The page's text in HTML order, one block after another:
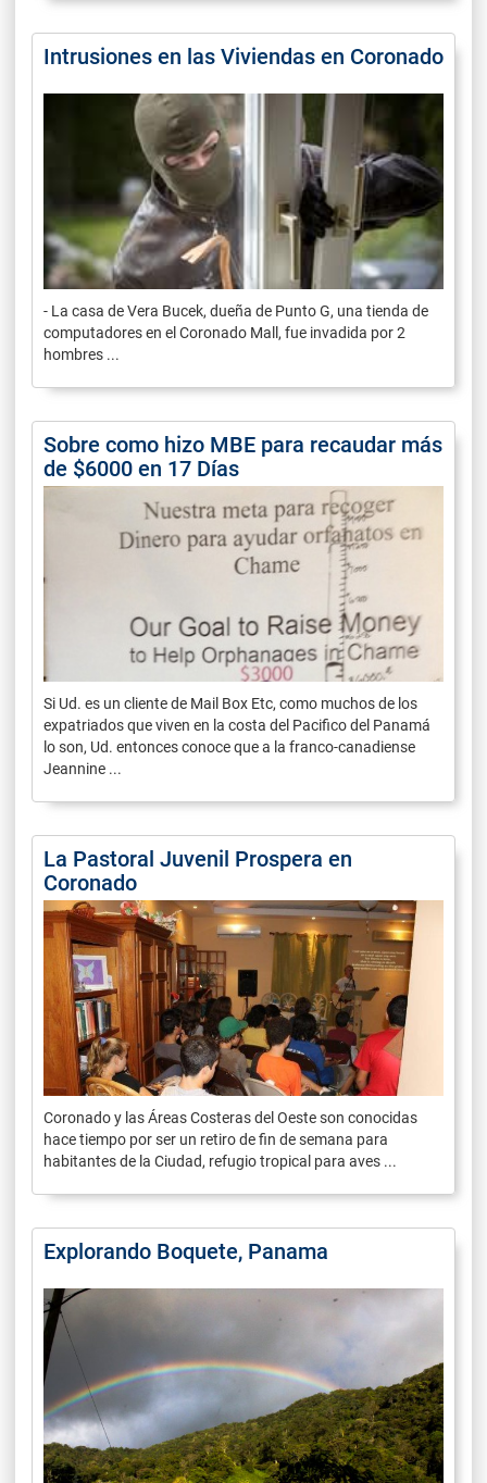
Intrusiones en las Viviendas en Coronado
- La casa de Vera Bucek, dueña de Punto G, una tienda de
computadores en el Coronado Mall, fue invadida por 2
hombres ...
Sobre como hizo MBE para recaudar más
de $6000 en 17 Días
Si Ud. es un cliente de Mail Box Etc, como muchos de los
expatriados que viven en la costa del Pacifico del Panamá
lo son, Ud. entonces conoce que a la franco-canadiense
Jeannine ...
La Pastoral Juvenil Prospera en
Coronado
Coronado y las Áreas Costeras del Oeste son conocidas
hace tiempo por ser un retiro de fin de semana para
habitantes de la Ciudad, refugio tropical para aves ...
Explorando Boquete, Panama